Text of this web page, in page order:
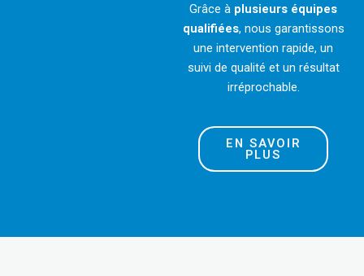
Grâce à plusieurs équipes
qualifiées, nous garantissons
une intervention rapide, un
suivi de qualité et un résultat
irréprochable.
EN SAVOIR
PLUS